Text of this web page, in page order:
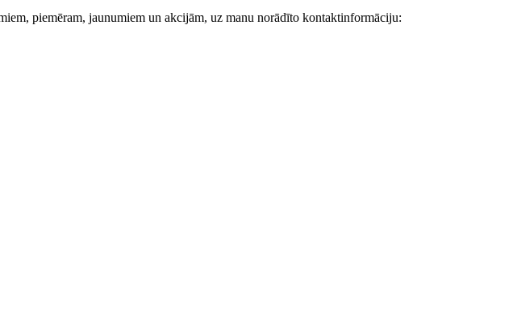
piemēram, jaunumiem un akcijām, uz manu norādīto kontaktinformāciju: